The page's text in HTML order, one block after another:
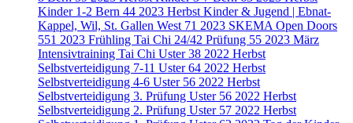
Kinder 1-2 Bern 44 2023 Herbst Kinder & Jugend | Ebnat-
Kappel, Wil, St. Gallen West 71 2023 SKEMA Open Doors
551 2023 Frühling Tai Chi 24/42 Prüfung 55 2023 März
Intensivtraining Tai Chi Uster38 2022 Herbst
Selbstverteidigung 7-11 Uster64 2022 Herbst
Selbstverteidigung 4-6 Uster 56 2022 Herbst
Selbstverteidigung 3. Prüfung Uster 56 2022 Herbst
Selbstverteidigung 2. Prüfung Uster 57 2022 Herbst